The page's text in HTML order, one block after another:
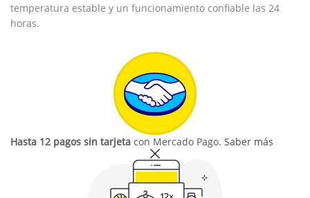
temperatura estable y un funcionamiento confiable las 24
horas.
Hasta 12 pagos sin tarjeta con Mercado Pago. Saber más